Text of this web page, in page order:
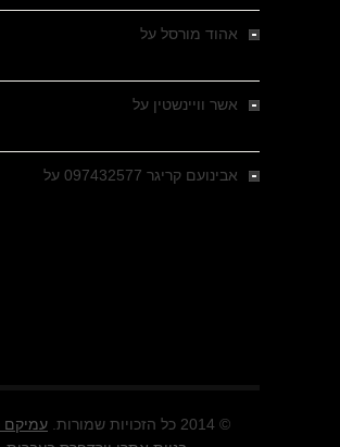
אהוד מורסל על
אשר וויינשטין על
אבינועם קריגר 097432577 על
© 2014 כל הזכויות שמורות.
עמיקם